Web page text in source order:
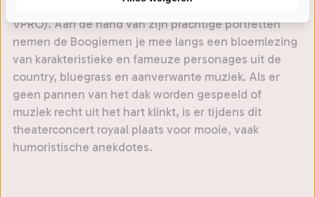
illustraties voor de Volkskrant, Vrij Nederland en de
VPRO). Aan de hand van zijn prachtige portretten
nemen de Boogiemen je mee langs een bloemlezing
van karakteristieke en fameuze personages uit de
country, bluegrass en aanverwante muziek. Als er
geen pannen van het dak worden gespeeld of
muziek recht uit het hart klinkt, is er tijdens dit
theaterconcert royaal plaats voor mooie, vaak
humoristische anekdotes.